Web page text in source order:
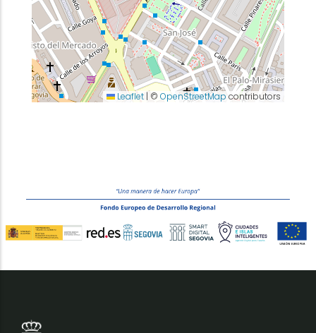
Leaflet | © OpenStreetMap contributors